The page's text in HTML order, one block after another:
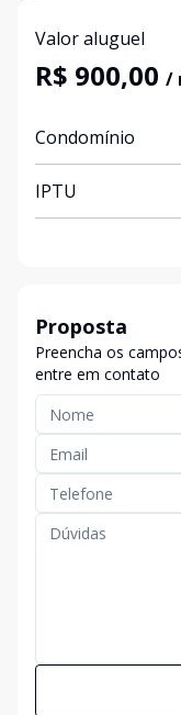
Valor aluguel
R$ 900,00 /
Condomínio
IPTU
Proposta
Preencha os
entre em contato